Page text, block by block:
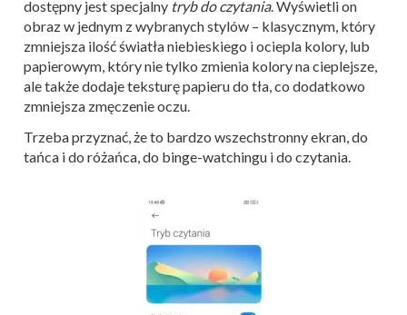
dostępny jest specjalny tryb do czytania. Wyświetli on
obraz w jednym z wybranych stylów – klasycznym, który
zmniejsza ilość światła niebieskiego i ociepla kolory, lub
papierowym, który nie tylko zmienia kolory na cieplejsze,
ale także dodaje teksturę papieru do tła, co dodatkowo
zmniejsza zmęczenie oczu.
Trzeba przyznać, że to bardzo wszechstronny ekran, do
tańca i do różańca, do binge-watchingu i do czytania.